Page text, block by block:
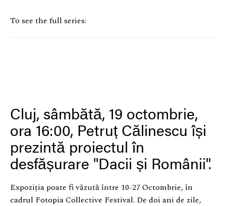
To see the full series:
Cluj, sâmbătă, 19 octombrie,
ora 16:00, Petruț Călinescu își
prezintă proiectul în
desfășurare "Dacii și Românii".
Expoziția poate fi văzută între 10-27 Octombrie, în
cadrul Fotopia Collective Festival. De doi ani de zile,